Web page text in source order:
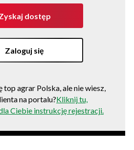
dostęp
Zaloguj się
top agrar Polska, ale nie wiesz,
na portalu?Kliknij tu,
Ciebie instrukcję rejestracji.